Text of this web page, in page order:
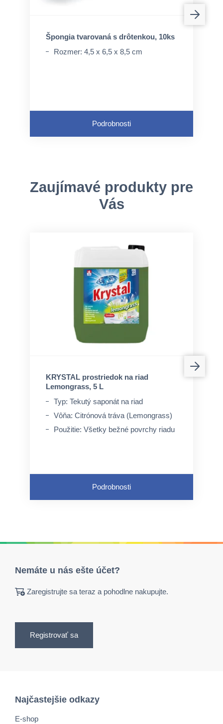
Špongia tvarovaná s drôtenkou, 10ks
Rozmer: 4,5 x 6,5 x 8,5 cm
Podrobnosti
Zaujímavé produkty pre
Vás
KRYSTAL prostriedok na riad
Lemongrass, 5 L
Typ: Tekutý saponát na riad
Vôňa: Citrónová tráva (Lemongrass)
Použitie: Všetky bežné povrchy riadu
Podrobnosti
Nemáte u nás ešte účet?
Zaregistrujte sa teraz a pohodlne nakupujte.
Registrovať sa
Najčastejšie odkazy
E-shop